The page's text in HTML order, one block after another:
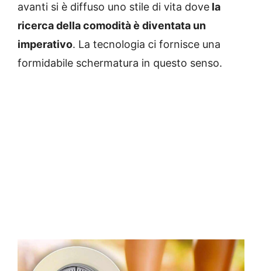
avanti si è diffuso uno stile di vita dove la
ricerca della comodità è diventata un
imperativo. La tecnologia ci fornisce una
formidabile schermatura in questo senso.